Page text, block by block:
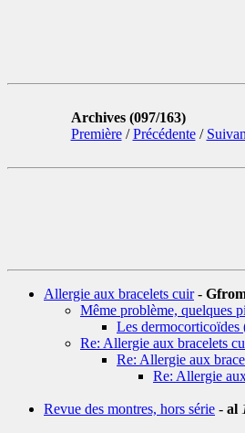
Archives (097/163)
Première/Précédente/
Allergie aux bracelets cuir-
Même problème, quelques
Les dermocorticoïdes
Re: Allergie aux bracelets
Re: Allergie aux
Re: Allergie
Revue des montres, hors série - al